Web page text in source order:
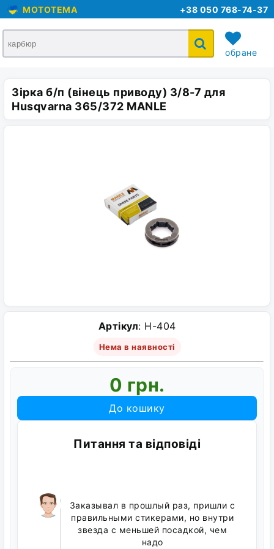
MOTOTEMA +38 050 768-74-37
обране
Зірка б/п (вінець приводу) 3/8-7 для
Husqvarna 365/372 MANLE
Артікул: H-404
Нема в наявності
0 грн.
До кошику
Питання та відповіді
Заказывал в прошлый раз, пришли с
правильными стикерами, но внутри
звезда с меньшей посадкой, чем
надо